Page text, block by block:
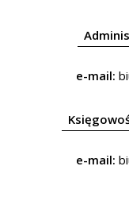
e-mail:
e-mail: